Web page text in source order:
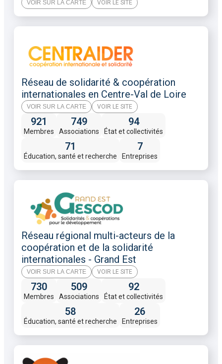
VOIR SUR LA CARTE VOIR LE SITE
Réseau de solidarité & coopération
internationales en Centre-Val de Loire
VOIR SUR LA CARTE VOIR LE SITE
921
Membres
749
Associations
94
État et collectivités
71
Éducation, santé et recherche
7
Entreprises
Réseau régional multi-acteurs de la
coopération et de la solidarité
internationales - Grand Est
VOIR SUR LA CARTE VOIR LE SITE
730
Membres
509
Associations
92
État et collectivités
58
Éducation, santé et recherche
26
Entreprises